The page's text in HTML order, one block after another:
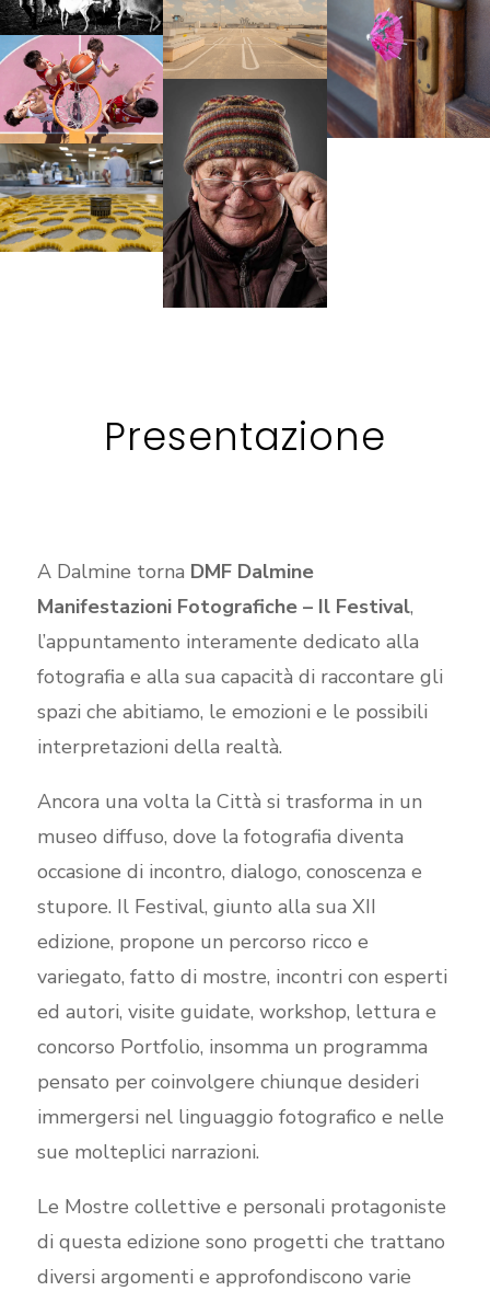
Presentazione
A Dalmine torna DMF Dalmine
Manifestazioni Fotografiche – Il Festival,
l’appuntamento interamente dedicato alla
fotografia e alla sua capacità di raccontare gli
spazi che abitiamo, le emozioni e le possibili
interpretazioni della realtà.
Ancora una volta la Città si trasforma in un
museo diffuso, dove la fotografia diventa
occasione di incontro, dialogo, conoscenza e
stupore. Il Festival, giunto alla sua XII
edizione, propone un percorso ricco e
variegato, fatto di mostre, incontri con esperti
ed autori, visite guidate, workshop, lettura e
concorso Portfolio, insomma un programma
pensato per coinvolgere chiunque desideri
immergersi nel linguaggio fotografico e nelle
sue molteplici narrazioni.
Le Mostre collettive e personali protagoniste
di questa edizione sono progetti che trattano
diversi argomenti e approfondiscono varie